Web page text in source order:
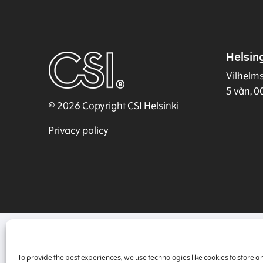
To provide the best experiences, we use technologies like cookies to store
© 2026 Copyright CSI Helsinki
Privacy policy
5 vån,